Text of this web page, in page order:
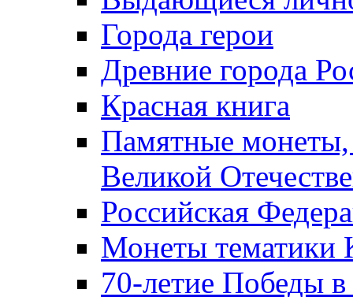
Города герои
Древние города
Красная книга
Памятные
Великой
Российская
Монеты тематики
70-летие Победы